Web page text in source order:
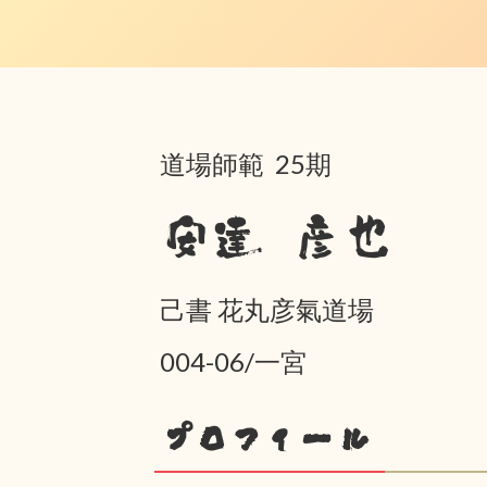
道場師範 25期
安達 彦也
己書 花丸彦氣道場
004-06/一宮
プロフィール